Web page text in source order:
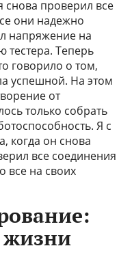
снова проверил все
они надежно
напряжение на
тестера. Теперь
говорило о том,
успешной. На этом
от
только собрать
Я с
когда он снова
все соединения
все на своих
жизни